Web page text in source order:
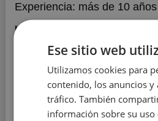
Experiencia: más de 10 años
Hola, soy ingeniera de
trabajo con clases de
edades. Contáctame y seguro
Hola, soy ingeniera de
gracias a mi horario flexible,
trabajo con clases de refuerzo,
Contáctame y seguro que
Ese sitio web
Utilizamos cookies para
contenido, los anuncios
tráfico. También
información sobre su